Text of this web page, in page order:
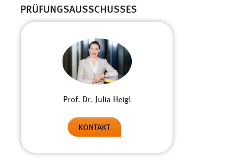
PRÜFUNGSAUSSCHUSSES
Prof. Dr. Julia Heigl
KONTAKT